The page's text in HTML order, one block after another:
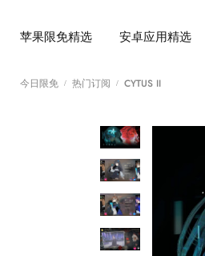
苹果限免精选 安卓应用精选
今日限免 热门订阅 CYTUS II